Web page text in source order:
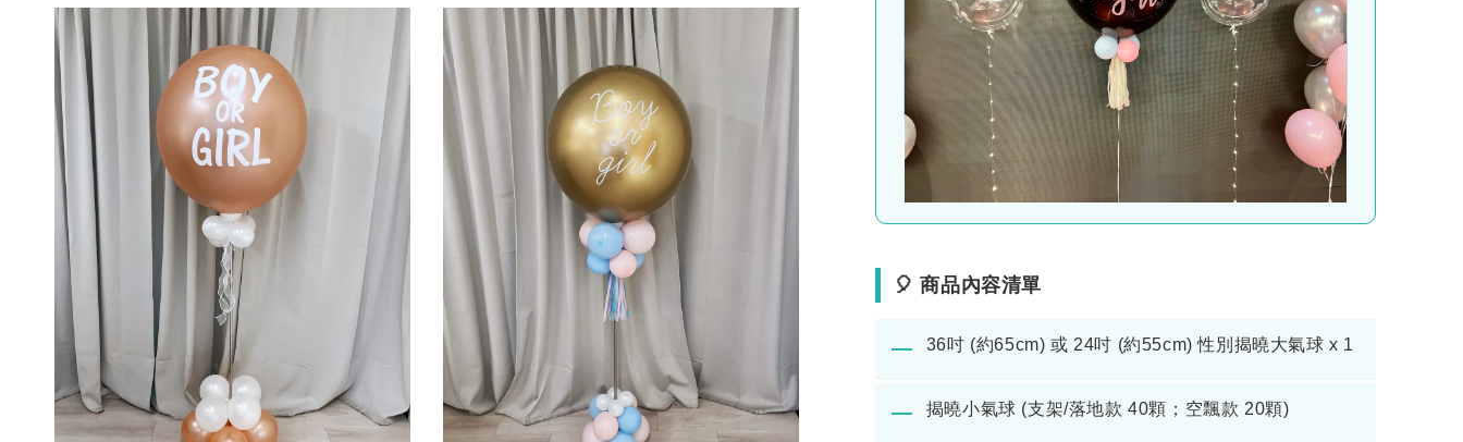
空飄型
🎈 商品內容清單
― 36吋 (約65cm) 或 24吋 (約55cm) 性別揭曉大氣球 x 1
― 揭曉小氣球 (支架/落地款 40顆；空飄款 20顆)